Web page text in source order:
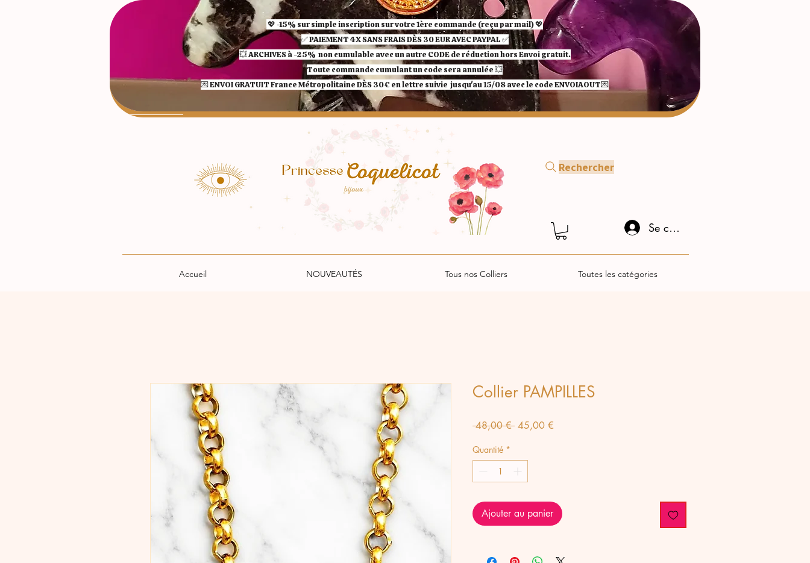
💖 -15% sur simple inscription sur votre 1ère commande (reçu par mail) 💖
✅ ​PAIEMENT 4X SANS FRAIS DÈS 30 EUR AVEC PAYPAL​ ✅​​​​​​​
💥 ARCHIVES à -25% non cumulable avec un autre CODE de réduction hors Envoi gratuit.
Toute commande cumulant un code sera annulée 💥
💌 ENVOI GRATUIT France Métropolitaine DÈS 30€ en lettre suivie jusqu'au 15/08 avec le code ENVOIAOUT💌​
Se connecter
Rechercher
Accueil NOUVEAUTÉS Tous nos Colliers Toutes les catégories
Collier PAMPILLES
48,00 € Prix
45,00 €
Quantité *
Ajouter au panier